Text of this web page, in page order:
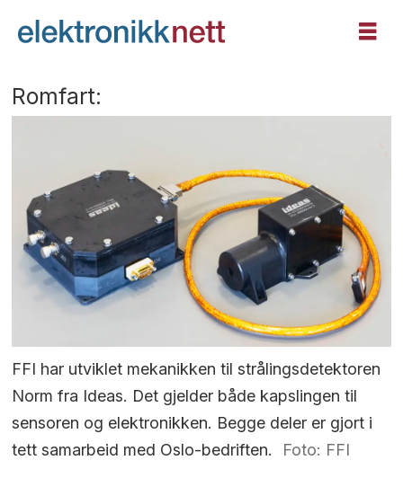
Romfart:
FFI har utviklet mekanikken til strålingsdetektoren
Norm fra Ideas. Det gjelder både kapslingen til
sensoren og elektronikken. Begge deler er gjort i
tett samarbeid med Oslo-bedriften.
Foto: FFI